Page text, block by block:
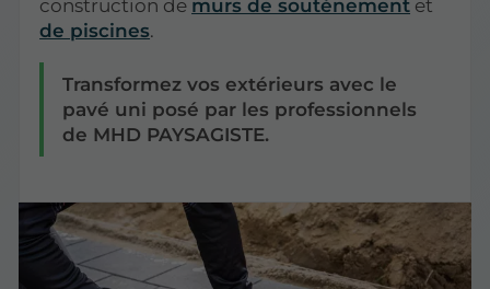
construction de murs de soutènement et
de piscines.
Transformez vos extérieurs avec le
pavé uni posé par les professionnels
de MHD PAYSAGISTE.